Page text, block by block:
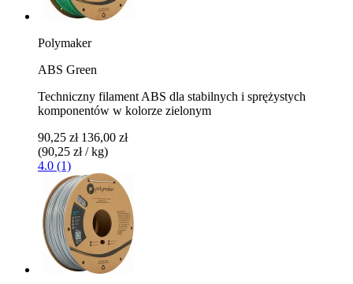
Polymaker
ABS Green
Techniczny filament ABS dla stabilnych i sprężystych
komponentów w kolorze zielonym
90,25 zł 136,00 zł
(90,25 zł / kg)
4.0 (1)